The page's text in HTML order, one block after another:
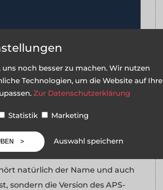
</uri>
natürlich der Name und auch
sondern die Version des APS-
uns noch besser zu machen. Wir nutzen
Technologien, um die Website auf Ihre
Zur Datenschutzerklärung
Statistik Marketing
Auswahl speichern